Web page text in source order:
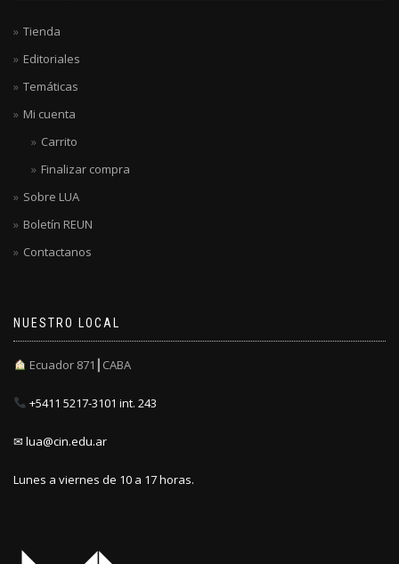
Tienda
Editoriales
Temáticas
Mi cuenta
Carrito
Finalizar compra
Sobre LUA
Boletín REUN
Contactanos
NUESTRO LOCAL
Ecuador 871┃CABA
+5411 5217-3101 int. 243
✉ lua@cin.edu.ar
Lunes a viernes de 10 a 17 horas.